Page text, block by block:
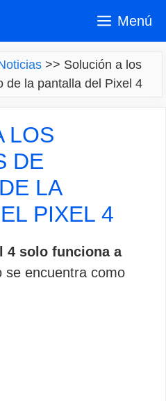
Menú
>> Solución a los
de la pantalla del Pixel 4
LOS
DE
LA
PIXEL 4
4 solo funciona a
se encuentra como